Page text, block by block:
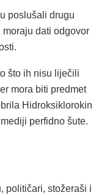
poslušali drugu
dati odgovor
što ih nisu liječili
mora biti predmet
Hidroksiklorokin
perfidno šute.
političari, stožeraši i